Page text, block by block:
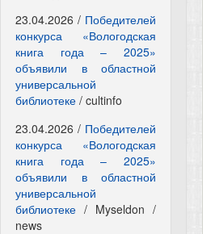
23.04.2026 / Победителей
конкурса «Вологодская
книга года – 2025»
объявили в областной
универсальной
библиотеке / cultinfo
23.04.2026 / Победителей
конкурса «Вологодская
книга года – 2025»
объявили в областной
универсальной
библиотеке / Myseldon /
news